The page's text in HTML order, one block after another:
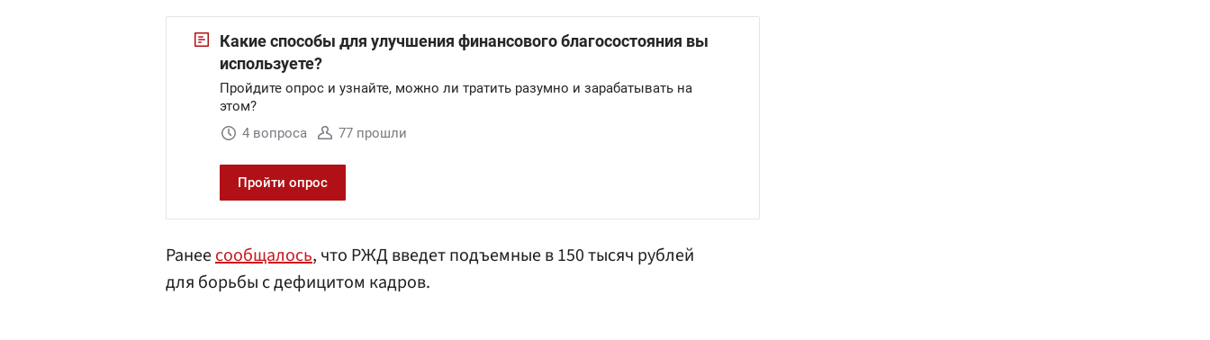
Ранеесообщалось, что РЖД введет подъемные в 150 тысяч рублей
для борьбы с дефицитом кадров.